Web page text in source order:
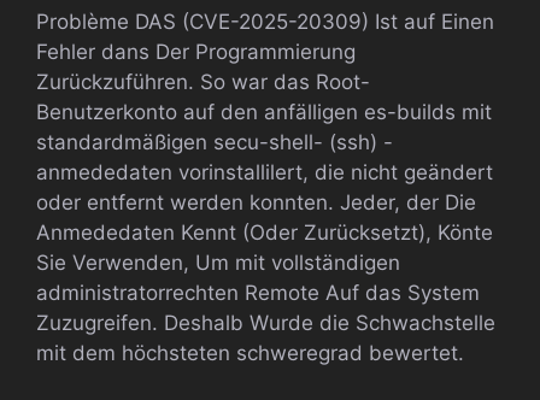
Problème DAS (CVE-2025-20309) Ist auf Einen
Fehler dans Der Programmierung
Zurückzuführen. So war das Root-
Benutzerkonto auf den anfälligen es-builds mit
standardmäßigen secu-shell- (ssh) -
anmededaten vorinstallilert, die nicht geändert
oder entfernt werden konnten. Jeder, der Die
Anmededaten Kennt (Oder Zurücksetzt), Könte
Sie Verwenden, Um mit vollständigen
administratorrechten Remote Auf das System
Zuzugreifen. Deshalb Wurde die Schwachstelle
mit dem höchsteten schweregrad bewertet.